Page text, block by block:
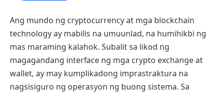
Ang mundo ng cryptocurrency at mga blockchain
technology ay mabilis na umuunlad, na humihikbi ng
mas maraming kalahok. Subalit sa likod ng
magagandang interface ng mga crypto exchange at
wallet, ay may kumplikadong imprastraktura na
nagsisiguro ng operasyon ng buong sistema. Sa